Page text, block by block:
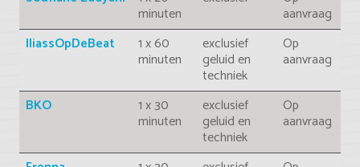
minuten
aanvraag
IliassOpDeBeat
1 x 60
minuten
exclusief
geluid en
techniek
Op
aanvraag
BKO 1 x 30
minuten
exclusief
geluid en
techniek
Op
aanvraag